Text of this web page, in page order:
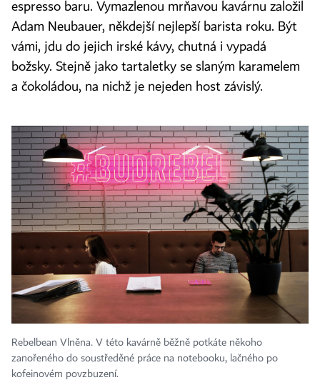
espresso baru. Vymazlenou mrňavou kavárnu založil
Adam Neubauer, někdejší nejlepší barista roku. Být
vámi, jdu do jejich irské kávy, chutná i vypadá
božsky. Stejně jako tartaletky se slaným karamelem
a čokoládou, na nichž je nejeden host závislý.
Rebelbean Vlněna. V této kavárně běžně potkáte někoho
zanořeného do soustředěné práce na notebooku, lačného po
kofeinovém povzbuzení.